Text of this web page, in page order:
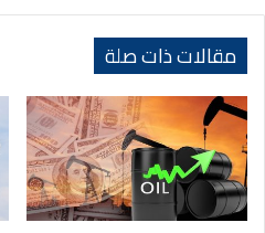
مقالات ذات صلة